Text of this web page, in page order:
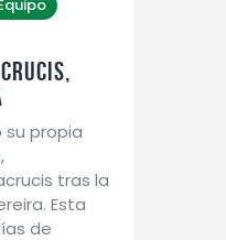
su propia
tras la
Esta
de